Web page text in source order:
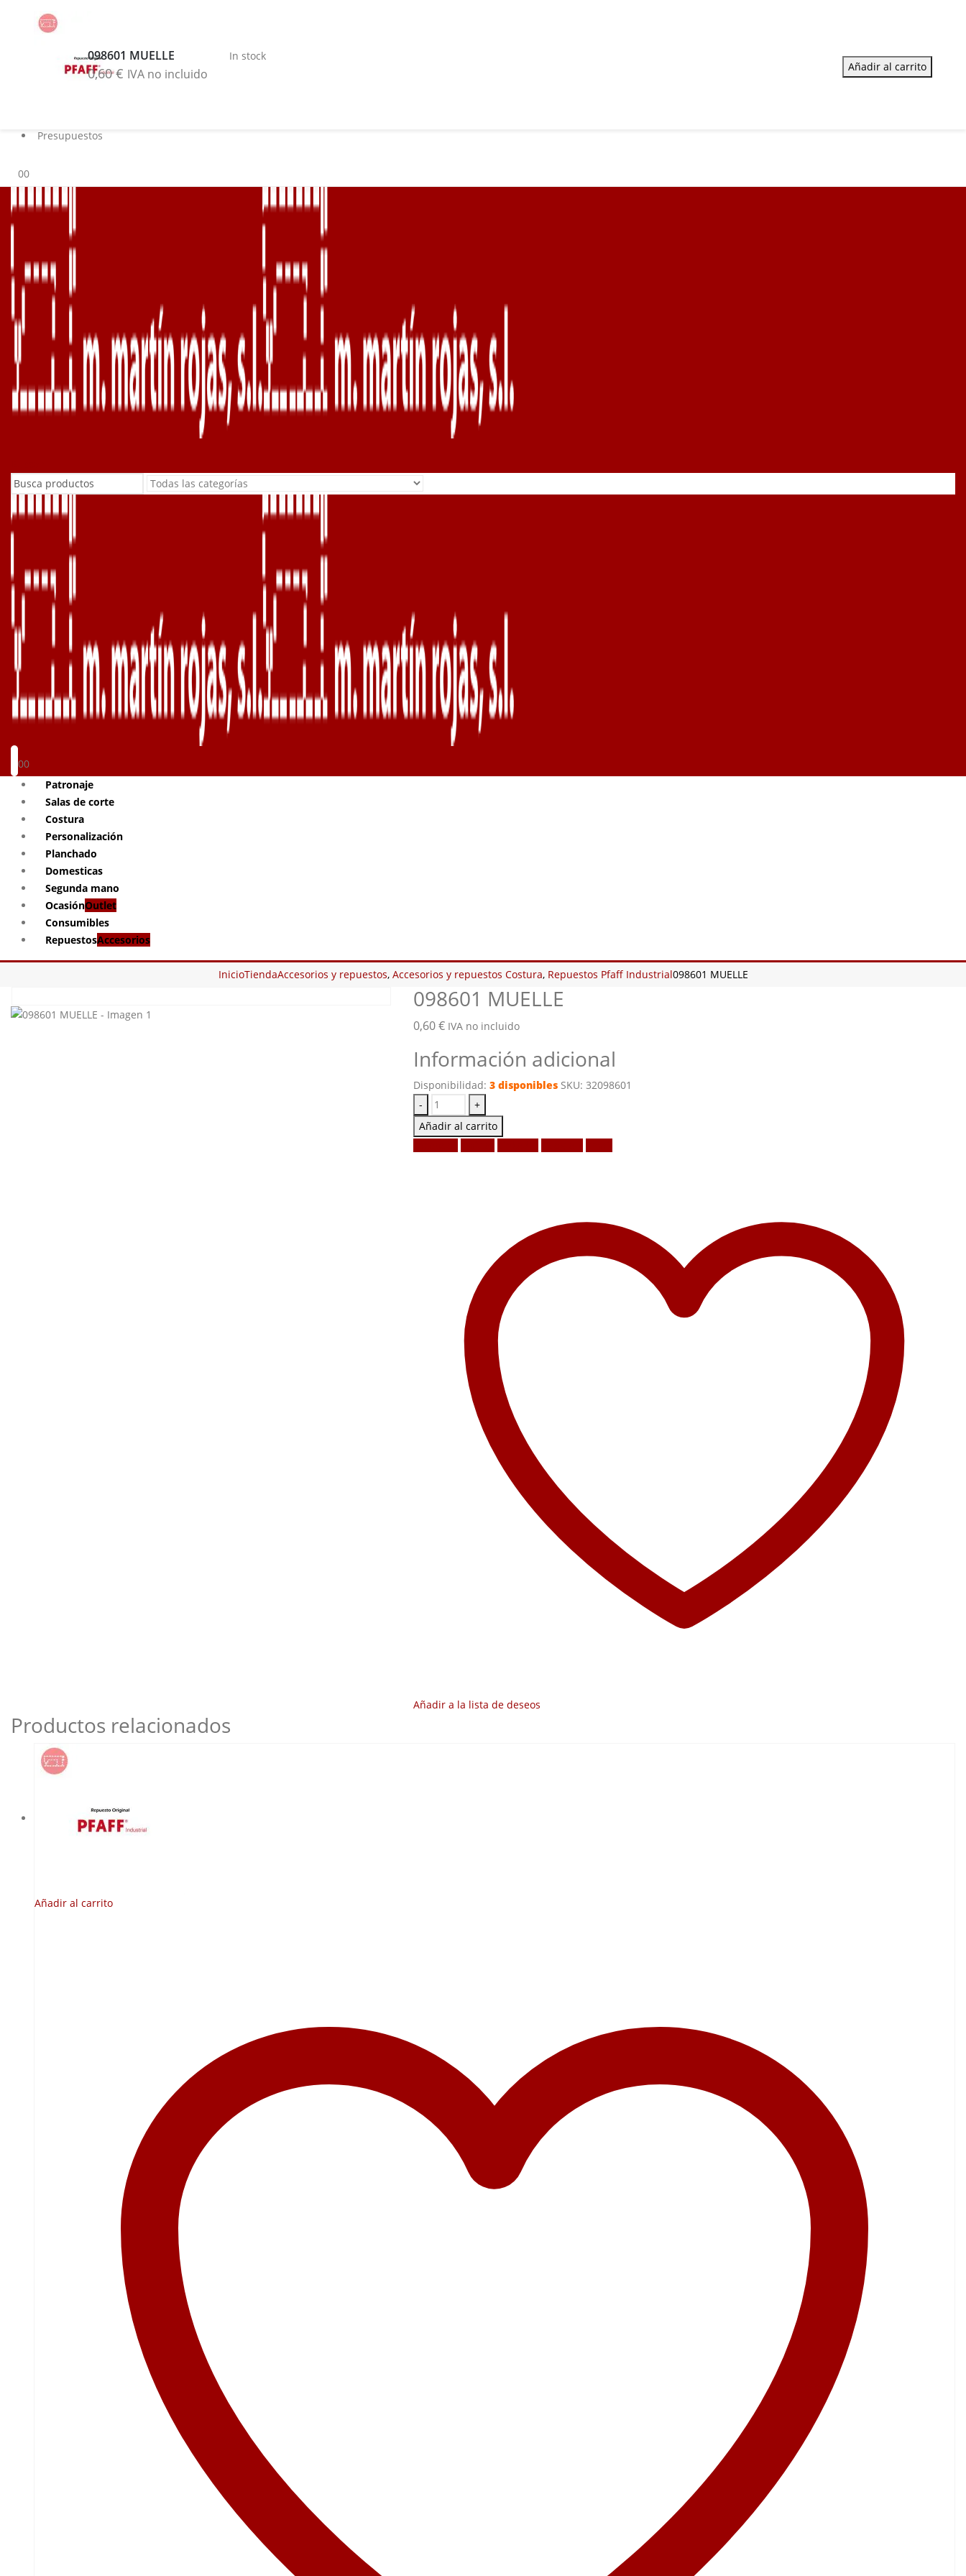
Servicios
Presupuestos
00
00
Patronaje
Salas de corte
Costura
Personalización
Planchado
Domesticas
Segunda mano
OcasiónOutlet
Consumibles
RepuestosAccesorios
InicioTiendaAccesorios y repuestos, Accesorios y repuestos Costura, Repuestos Pfaff Industrial098601 MUELLE
098601 MUELLE
098601 MUELLE
0,60€ IVA no incluido
In stock
Añadir al carrito
0,60€ IVA no incluido
Información adicional
Disponibilidad: 3 disponibles SKU: 32098601
-
+
Añadir al carrito
Añadir a la lista de deseos
Productos relacionados
Añadir al carrito